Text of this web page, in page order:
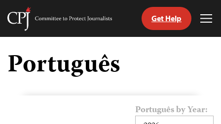
Skip
content
Committee
Get Help
Português
Português by Year: